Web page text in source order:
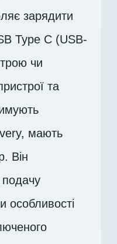
зарядити
Type C (USB-
чи
та
мають
Він
особливості